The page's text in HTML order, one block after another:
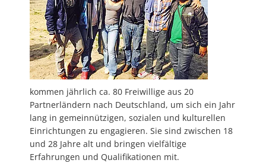
kommen jährlich ca. 80 Freiwillige aus 20
Partnerländern nach Deutschland, um sich ein Jahr
lang in gemeinnützigen, sozialen und kulturellen
Einrichtungen zu engagieren. Sie sind zwischen 18
und 28 Jahre alt und bringen vielfältige
Erfahrungen und Qualifikationen mit.